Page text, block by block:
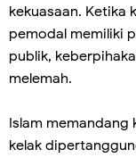
kekuasaan. Ketika
pemodal memiliki
publik,
melemah.
Islam memandang
kelak